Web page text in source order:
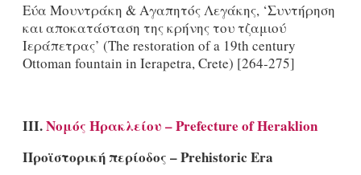
Εύα Mουντράκη & Αγαπητός Λεγάκης, ‘Συντήρηση
και αποκατάσταση της κρήνης του τζαμιού
Ιεράπετρας’ (The restoration of a 19th century
Ottoman fountain in Ierapetra, Crete) [264-275]
III.Νομός Ηρακλείου – Prefecture of Heraklion
Προϊστορική περίοδος –Prehistoric Era